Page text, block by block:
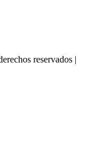
reservados |